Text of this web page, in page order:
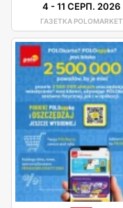
4 -11 СЕРП. 2026
ГАЗЕТКА POLOMARKET